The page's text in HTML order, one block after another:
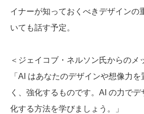
イナーが知っておくべきデザインの
いても話す予定。
＜ジェイコブ・ネルソン氏からのメ
「AI はあなたのデザインや想像力
く、強化するものです。AI の力で
化する方法を学びましょう。」